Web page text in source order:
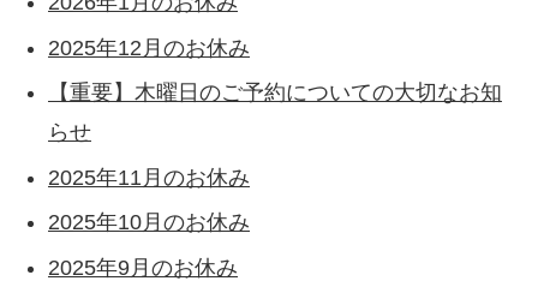
2025年12月のお休み
【重要】木曜日のご予約についての大切なお知
らせ
2025年11月のお休み
2025年10月のお休み
2025年9月のお休み